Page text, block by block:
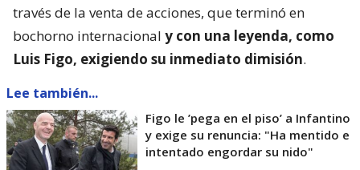
través de la venta de acciones, que terminó en
bochorno internacional y con una leyenda, como
Luis Figo, exigiendo su inmediato dimisión.
Lee también...
Figo le ’pega en el piso’ a Infantino
y exige su renuncia: "Ha mentido e
intentado engordar su nido"